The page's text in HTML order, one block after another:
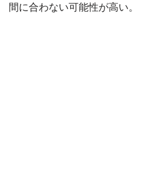
間に合わない可能性が高い。